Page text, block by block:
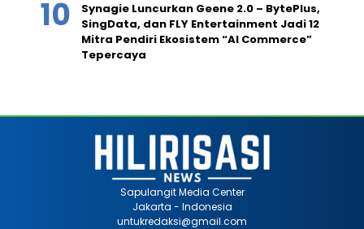
Synagie Luncurkan Geene 2.0 – BytePlus,
SingData, dan FLY Entertainment Jadi 12
Mitra Pendiri Ekosistem “AI Commerce”
Tepercaya
Sapulangit Media Center
Jakarta - Indonesia
untukredaksi@gmail.com